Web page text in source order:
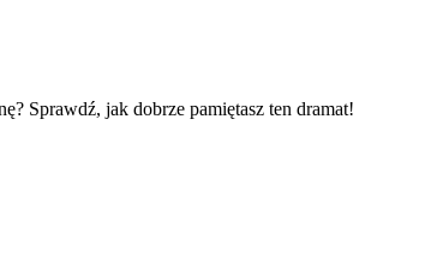
Sprawdź, jak dobrze pamiętasz ten dramat!